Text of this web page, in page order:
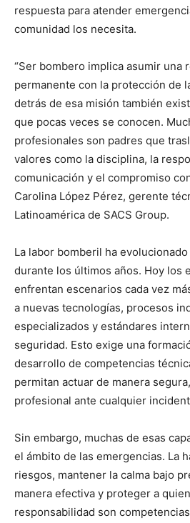
respuesta para atender
comunidad los necesita.
“Ser bombero implica asumir una
permanente con la protección de
detrás de esa misión también
que pocas veces se conocen.
profesionales son padres que
valores como la disciplina, la
comunicación y el compromiso
Carolina López Pérez, gerente
Latinoamérica de SACS Group.
La labor bomberil ha
durante los últimos años. Hoy los
enfrentan escenarios cada vez
a nuevas tecnologías, procesos
especializados y estándares
seguridad. Esto exige una
desarrollo de competencias
permitan actuar de manera
profesional ante cualquier
Sin embargo, muchas de esas
el ámbito de las emergencias. La
riesgos, mantener la calma bajo
manera efectiva y proteger a
responsabilidad son